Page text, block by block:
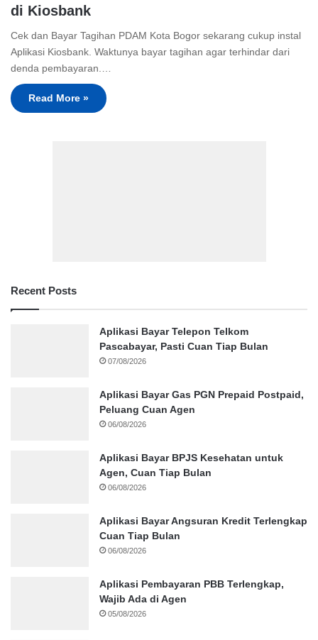
di Kiosbank
Cek dan Bayar Tagihan PDAM Kota Bogor sekarang cukup instal
Aplikasi Kiosbank. Waktunya bayar tagihan agar terhindar dari
denda pembayaran.…
Read More »
Recent Posts
Aplikasi Bayar Telepon Telkom
Pascabayar, Pasti Cuan Tiap Bulan
07/08/2026
Aplikasi Bayar Gas PGN Prepaid Postpaid,
Peluang Cuan Agen
06/08/2026
Aplikasi Bayar BPJS Kesehatan untuk
Agen, Cuan Tiap Bulan
06/08/2026
Aplikasi Bayar Angsuran Kredit Terlengkap
Cuan Tiap Bulan
06/08/2026
Aplikasi Pembayaran PBB Terlengkap,
Wajib Ada di Agen
05/08/2026